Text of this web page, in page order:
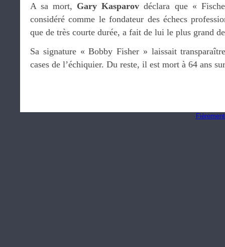
A sa mort, Gary Kasparovdéclara que «
considéré comme le fondateur des échecs
que de très courte durée, a fait de lui le plus grand
Sa signature « Bobby Fisher » laissait
cases de l’échiquier. Du reste, il est mort à 64 ans